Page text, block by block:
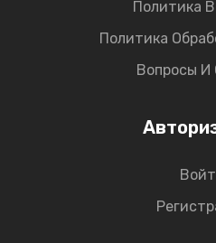
Политика
Политика
Вопросы И